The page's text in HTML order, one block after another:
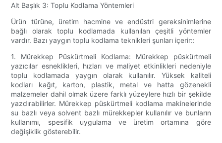
Alt Başlık 3: Toplu Kodlama Yöntemleri
Ürün türüne, üretim hacmine ve endüstri gereksinimlerine
bağlı olarak toplu kodlamada kullanılan çeşitli yöntemler
vardır. Bazı yaygın toplu kodlama teknikleri şunları içerir::
1. Mürekkep Püskürtmeli Kodlama: Mürekkep püskürtmeli
yazıcılar esneklikleri, hızları ve maliyet etkinlikleri nedeniyle
toplu kodlamada yaygın olarak kullanılır. Yüksek kaliteli
kodları kağıt, karton, plastik, metal ve hatta gözenekli
malzemeler dahil olmak üzere farklı yüzeylere hızlı bir şekilde
yazdırabilirler. Mürekkep püskürtmeli kodlama makinelerinde
su bazlı veya solvent bazlı mürekkepler kullanılır ve bunların
kullanımı, spesifik uygulama ve üretim ortamına göre
değişiklik gösterebilir.